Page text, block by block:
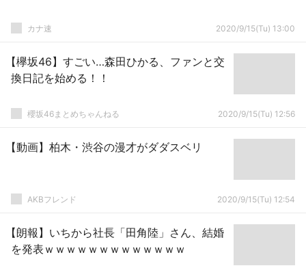
カナ速 2020/9/15(Tu) 13:00
【欅坂46】すごい…森田ひかる、ファンと交
換日記を始める！！
櫻坂46まとめちゃんねる 2020/9/15(Tu) 12:56
【動画】柏木・渋谷の漫才がダダスベリ
AKBフレンド 2020/9/15(Tu) 12:54
【朗報】いちから社長「田角陸」さん、結婚
を発表ｗｗｗｗｗｗｗｗｗｗｗｗｗ